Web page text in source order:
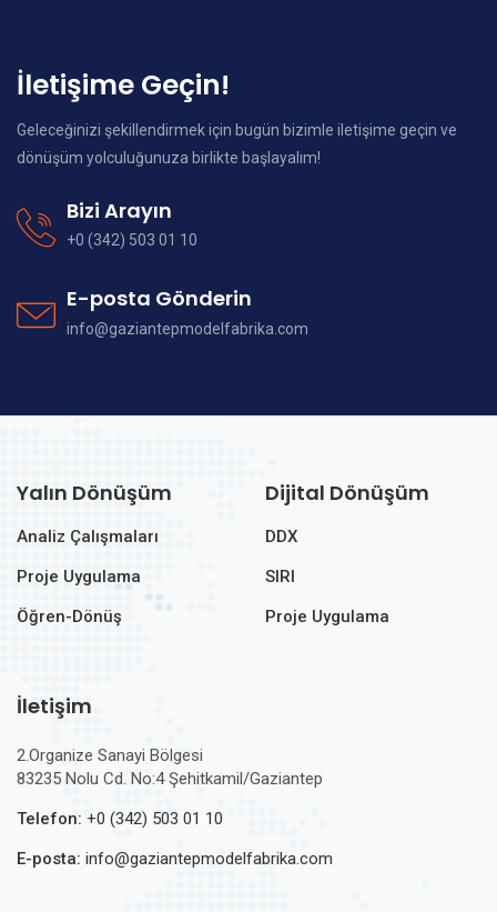
İletişime Geçin!
Geleceğinizi şekillendirmek için bugün bizimle iletişime geçin ve
dönüşüm yolculuğunuza birlikte başlayalım!
Bizi Arayın
+0 (342) 503 01 10
E-posta Gönderin
info@gaziantepmodelfabrika.com
Yalın Dönüşüm
Analiz Çalışmaları
Proje Uygulama
Öğren-Dönüş
Dijital Dönüşüm
DDX
SIRI
Proje Uygulama
İletişim
2.Organize Sanayi Bölgesi
83235 Nolu Cd. No:4 Şehitkamil/Gaziantep
Telefon: +0 (342) 503 01 10
E-posta: info@gaziantepmodelfabrika.com